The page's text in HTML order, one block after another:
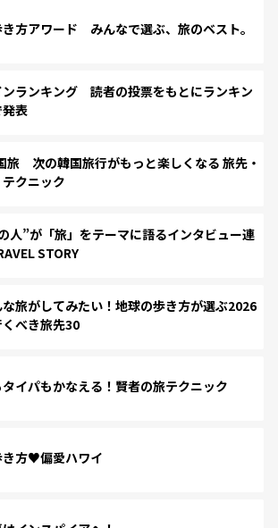
方アワード みんなで選ぶ、旅のベスト。
ンランキング 読者の投票をもとにランキン
表
旅 次の韓国旅行がもっと楽しくなる 旅先・
クニック
人”が「旅」をテーマに語るインタビュー連
STORY
旅がしてみたい！地球の歩き方が選ぶ2026
べき旅先30
イパもかなえる！賢者の旅テクニック
き方♥偏愛ハワイ